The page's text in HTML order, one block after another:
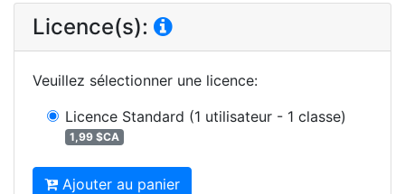
Licence(s):
Veuillez sélectionner une licence:
Licence Standard (1 utilisateur - 1 classe)
1,99 $CA
Ajouter au panier